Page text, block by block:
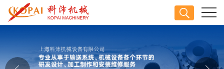
公司介绍